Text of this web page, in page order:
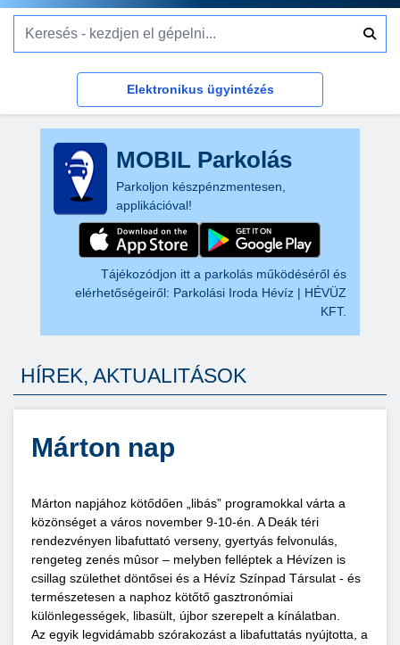
Elektronikus ügyintézés
MOBIL Parkolás
Parkoljon készpénzmentesen,
applikációval!
Tájékozódjon itt a parkolás működéséről és
elérhetőségeiről: Parkolási Iroda Hévíz | HÉVÜZ
KFT.
HÍREK, AKTUALITÁSOK
Márton nap
Márton napjához kötődően „libás” programokkal várta a
közönséget a város november 9-10-én. A Deák téri
rendezvényen libafuttató verseny, gyertyás felvonulás,
rengeteg zenés mûsor – melyben felléptek a Hévízen is
csillag születhet döntősei és a Hévíz Színpad Társulat - és
természetesen a naphoz kötőtő gasztronómiai
különlegességek, libasült, újbor szerepelt a kínálatban.
Az egyik legvidámabb szórakozást a libafuttatás nyújtotta, a